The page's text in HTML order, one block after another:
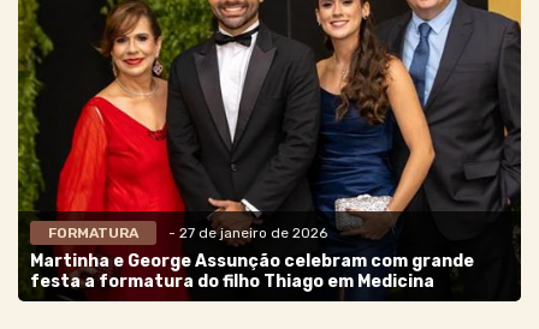
FORMATURA - 27 de janeiro de 2026
Martinha e George Assunção celebram com grande
festa a formatura do filho Thiago em Medicina